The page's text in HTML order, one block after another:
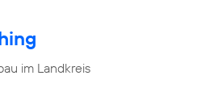
im Landkreis